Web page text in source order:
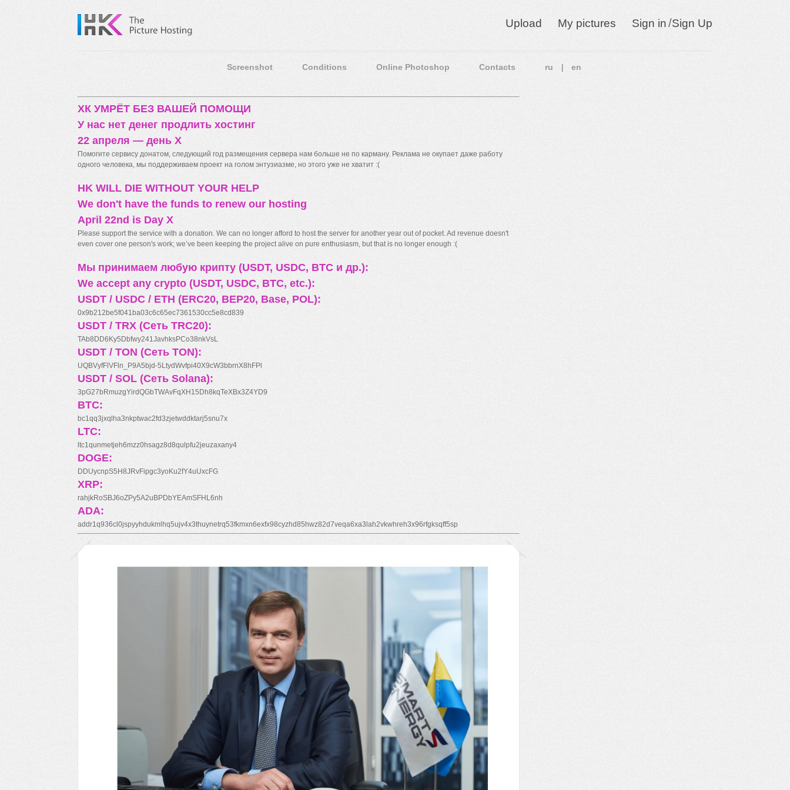
Upload My pictures Sign in/Sign Up
Screenshot Conditions Online Photoshop Contacts ru en
ХК УМРЁТ БЕЗ ВАШЕЙ ПОМОЩИ
У нас нет денег продлить хостинг
22 апреля — день X
Помогите сервису донатом, следующий год размещения сервера нам больше не по карману. Реклама не окупает даже работу
одного человека, мы поддерживаем проект на голом энтузиазме, но этого уже не хватит :(
HK WILL DIE WITHOUT YOUR HELP
We don't have the funds to renew our hosting
April 22nd is Day X
Please support the service with a donation. We can no longer afford to host the server for another year out of pocket. Ad revenue doesn't
even cover one person's work; we’ve been keeping the project alive on pure enthusiasm, but that is no longer enough :(
Мы принимаем любую крипту (USDT, USDC, BTC и др.):
We accept any crypto (USDT, USDC, BTC, etc.):
USDT / USDC / ETH (ERC20, BEP20, Base, POL):
0x9b212be5f041ba03c6c65ec7361530cc5e8cd839
USDT / TRX (Сеть TRC20):
TAb8DD6Ky5Dbfwy241JavhksPCo38nkVsL
USDT / TON (Сеть TON):
UQBVyfFlVFln_P9A5bjd-5LtydWvfpi40X9cW3bbrnX8hFPl
USDT / SOL (Сеть Solana):
3pG27bRmuzgYirdQGbTWAvFqXH15Dh8kqTeXBx3Z4YD9
BTC:
bc1qq3jxqlha3nkptwac2fd3zjetwddktarj5snu7x
LTC:
ltc1qunmetjeh6mzz0hsagz8d8qulpfu2jeuzaxany4
DOGE:
DDUycnpS5H8JRvFipgc3yoKu2fY4uUxcFG
XRP:
rahjkRoSBJ6oZPy5A2uBPDbYEAmSFHL6nh
ADA:
addr1q936cl0jspyyhdukmlhq5ujv4x3thuynetrq53fkmxn6exfx98cyzhd85hwz82d7veqa6xa3lah2vkwhreh3x96rfgksqff5sp